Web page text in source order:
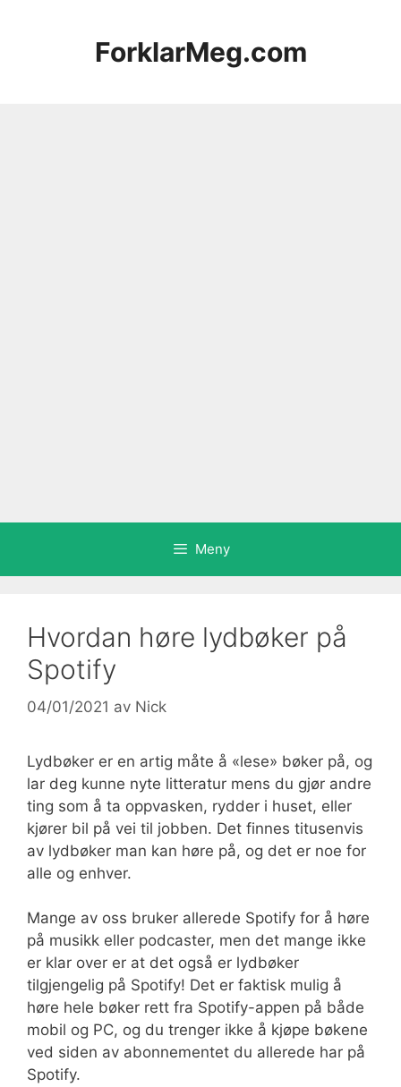
ForklarMeg.com
Meny
Hvordan høre lydbøker på
Spotify
04/01/2021 av Nick
Lydbøker er en artig måte å «lese» bøker på, og
lar deg kunne nyte litteratur mens du gjør andre
ting som å ta oppvasken, rydder i huset, eller
kjører bil på vei til jobben. Det finnes titusenvis
av lydbøker man kan høre på, og det er noe for
alle og enhver.
Mange av oss bruker allerede Spotify for å høre
på musikk eller podcaster, men det mange ikke
er klar over er at det også er lydbøker
tilgjengelig på Spotify! Det er faktisk mulig å
høre hele bøker rett fra Spotify-appen på både
mobil og PC, og du trenger ikke å kjøpe bøkene
ved siden av abonnementet du allerede har på
Spotify.